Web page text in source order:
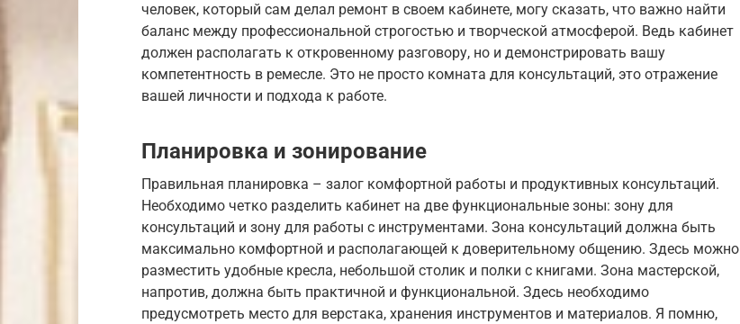
человек, который сам делал ремонт в своем кабинете, могу сказать, что важно найти
баланс между профессиональной строгостью и творческой атмосферой. Ведь кабинет
должен располагать к откровенному разговору, но и демонстрировать вашу
компетентность в ремесле. Это не просто комната для консультаций, это отражение
вашей личности и подхода к работе.
Планировка и зонирование
Правильная планировка – залог комфортной работы и продуктивных консультаций.
Необходимо четко разделить кабинет на две функциональные зоны: зону для
консультаций и зону для работы с инструментами. Зона консультаций должна быть
максимально комфортной и располагающей к доверительному общению. Здесь можно
разместить удобные кресла, небольшой столик и полки с книгами. Зона мастерской,
напротив, должна быть практичной и функциональной. Здесь необходимо
предусмотреть место для верстака, хранения инструментов и материалов. Я помню,